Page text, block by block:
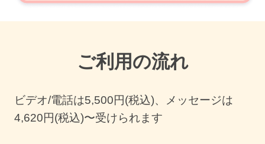
ご利用の流れ
ビデオ/電話は5,500円(税込)、メッセージは
4,620円(税込)〜受けられます